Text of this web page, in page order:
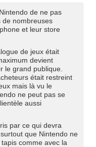
de ne pas
de nombreuses
et leur store
de jeux était
devient
le grand publique.
était restreint
mais là vu le
ne peut pas se
aussi
par ce qui devra
que Nintendo ne
comme avec la